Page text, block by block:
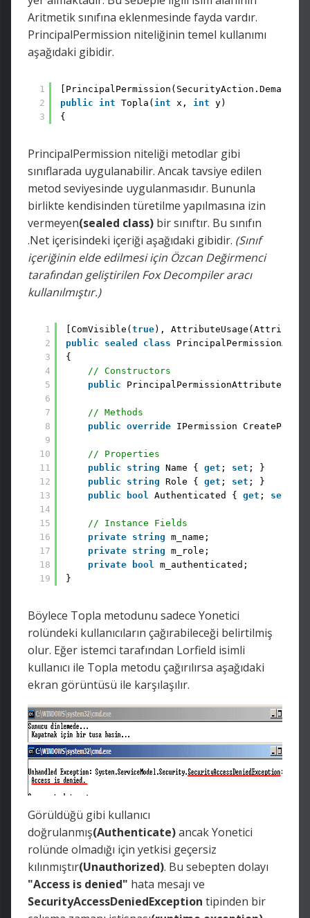
Aritmetik sınıfına eklenmesinde fayda vardır.
PrincipalPermission niteliğinin temel kullanımı
aşağıdaki gibidir.
1
2
3
public
int Topla( int x, int y)
{
PrincipalPermission niteliği metodlar gibi
sınıflarada uygulanabilir. Ancak tavsiye edilen
metod seviyesinde uygulanmasıdır. Bununla
birlikte kendisinden türetilme yapılmasına izin
vermeyen(sealed class) bir sınıftır. Bu sınıfın
.Net içerisindeki içeriği aşağıdaki gibidir. (Sınıf
içeriğinin elde edilmesi için Özcan Değirmenci
tarafından geliştirilen Fox Decompiler aracı
kullanılmıştır.)
1
2
3
4
5
6
7
8
9
10
11
12
13
14
15
16
17
18
19
[ComVisible( true),
public
sealed class
{
// Constructors
public
PrincipalPermissionAttribute
// Methods
public override IPermission
// Properties
public
string Name { get ; set ; }
public
string Role { get ; set ; }
public
bool Authenticated { get ; set
// Instance Fields
private string m_name;
private string m_role;
private
bool
m_authenticated;
}
Böylece Topla metodunu sadece Yonetici
rolündeki kullanıcıların çağırabileceği belirtilmiş
olur. Eğer istemci tarafından Lorfield isimli
kullanıcı ile Topla metodu çağırılırsa aşağıdaki
ekran görüntüsü ile karşılaşılır.
Görüldüğü gibi kullanıcı
doğrulanmış(Authenticate)ancak Yonetici
rolünde olmadığı için yetkisi geçersiz
kılınmıştır(Unauthorized). Bu sebepten dolayı
"Access is denied" hata mesajı ve
SecurityAccessDeniedException tipinden bir